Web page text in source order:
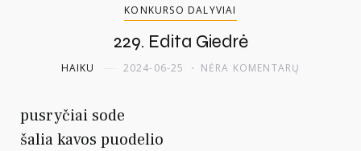
KONKURSO DALYVIAI
229. Edita Giedrė
HAIKU 2024-06-25 NĖRA KOMENTARŲ
pusryčiai sode
šalia kavos puodelio